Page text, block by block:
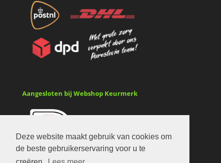
Deze website maakt gebruik van cookies om
de beste gebruikerservaring voor u te
Aangesloten bij Webshop Keurmerk